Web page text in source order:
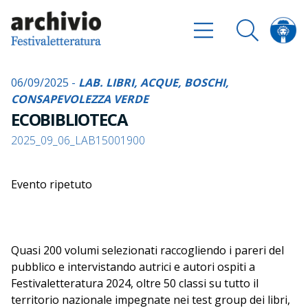
06/09/2025 - LAB. LIBRI, ACQUE, BOSCHI,
CONSAPEVOLEZZA VERDE
ECOBIBLIOTECA
2025_09_06_LAB15001900
Evento ripetuto
Quasi 200 volumi selezionati raccogliendo i pareri del
pubblico e intervistando autrici e autori ospiti a
Festivaletteratura 2024, oltre 50 classi su tutto il
territorio nazionale impegnate nei test group dei libri,